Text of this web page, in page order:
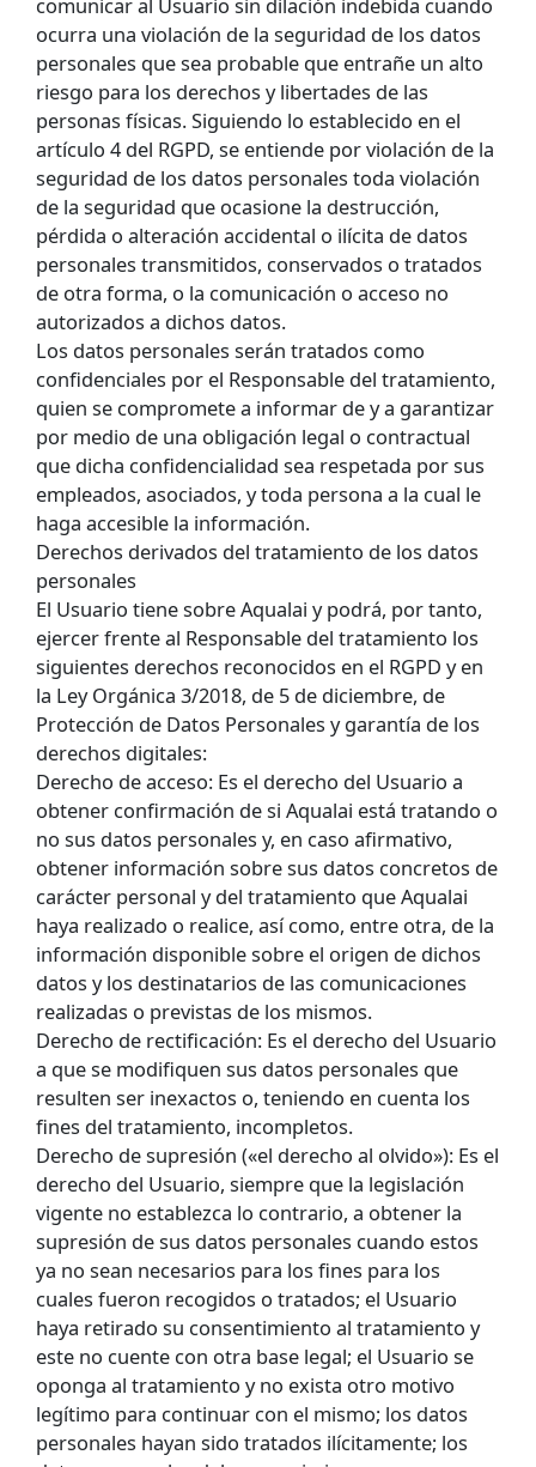
ocurra una violación de la seguridad de los datos
personales que sea probable que entrañe un alto
riesgo para los derechos y libertades de las
personas físicas. Siguiendo lo establecido en el
artículo 4 del RGPD, se entiende por violación de la
seguridad de los datos personales toda violación
de la seguridad que ocasione la destrucción,
pérdida o alteración accidental o ilícita de datos
personales transmitidos, conservados o tratados
de otra forma, o la comunicación o acceso no
autorizados a dichos datos.
Los datos personales serán tratados como
confidenciales por el Responsable del tratamiento,
quien se compromete a informar de y a garantizar
por medio de una obligación legal o contractual
que dicha confidencialidad sea respetada por sus
empleados, asociados, y toda persona a la cual le
haga accesible la información.
Derechos derivados del tratamiento de los datos
personales
El Usuario tiene sobre Aqualai y podrá, por tanto,
ejercer frente al Responsable del tratamiento los
siguientes derechos reconocidos en el RGPD y en
la Ley Orgánica 3/2018, de 5 de diciembre, de
Protección de Datos Personales y garantía de los
derechos digitales:
Derecho de acceso: Es el derecho del Usuario a
obtener confirmación de si Aqualai está tratando o
no sus datos personales y, en caso afirmativo,
obtener información sobre sus datos concretos de
carácter personal y del tratamiento que Aqualai
haya realizado o realice, así como, entre otra, de la
información disponible sobre el origen de dichos
datos y los destinatarios de las comunicaciones
realizadas o previstas de los mismos.
Derecho de rectificación: Es el derecho del Usuario
a que se modifiquen sus datos personales que
resulten ser inexactos o, teniendo en cuenta los
fines del tratamiento, incompletos.
Derecho de supresión («el derecho al olvido»): Es el
derecho del Usuario, siempre que la legislación
vigente no establezca lo contrario, a obtener la
supresión de sus datos personales cuando estos
ya no sean necesarios para los fines para los
cuales fueron recogidos o tratados; el Usuario
haya retirado su consentimiento al tratamiento y
este no cuente con otra base legal; el Usuario se
oponga al tratamiento y no exista otro motivo
legítimo para continuar con el mismo; los datos
personales hayan sido tratados ilícitamente; los